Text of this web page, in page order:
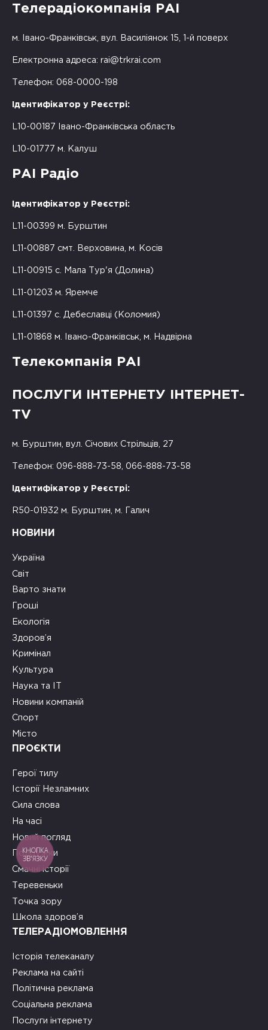
Телерадіокомпанія РАІ
м. Івано-Франківськ, вул. Василіянок 15, 1-й поверх
Електронна адреса: rai@trkrai.com
Телефон: 068-0000-198
Ідентифікатор у Реєстрі:
L10-00187 Івано-Франківська область
L10-01777 м. Калуш
РАІ Радіо
Ідентифікатор у Реєстрі:
L11-00399 м. Бурштин
L11-00887 смт. Верховина, м. Косів
L11-00915 с. Мала Тур'я (Долина)
L11-01203 м. Яремче
L11-01397 с. Дебеславці (Коломия)
L11-01868 м. Івано-Франківськ, м. Надвірна
Телекомпанія РАІ
ПОСЛУГИ ІНТЕРНЕТУ ІНТЕРНЕТ-
TV
м. Бурштин, вул. Січових Стрільців, 27
Телефон: 096-888-73-58, 066-888-73-58
Ідентифікатор у Реєстрі:
R50-01932 м. Бурштин, м. Галич
НОВИНИ
Україна
Світ
Варто знати
Гроші
Екологія
Здоров’я
Кримінал
Культура
Наука та ІТ
Новини компаній
Спорт
Місто
ПРОЄКТИ
Герої тилу
Історії Незламних
Сила слова
На часі
Новий погляд
Подружки
Смачні історії
Теревеньки
Точка зору
Школа здоров’я
ТЕЛЕРАДІОМОВЛЕННЯ
Історія телеканалу
Реклама на сайті
Політична реклама
Соціальна реклама
Послуги інтернету
КНОПКА
ЗВ'ЯЗКУ